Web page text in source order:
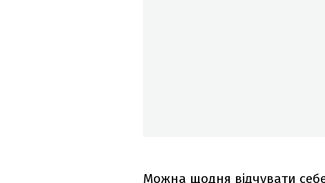
Можна щодня відчувати